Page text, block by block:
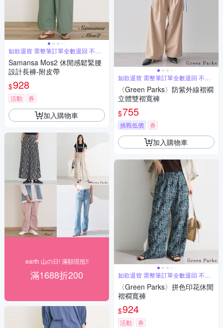
如欲退貨 需整筆訂單全數退回 不能
單退
Samansa Mos2 休閒感鬆緊腰
設計長褲-附皮帶
$928
活動 券
加入購物車
earth 山の日! 滿額現抵!!
滿1688折200
如欲退貨 需整筆訂單全數退回 不能
單退
〈Green Parks〉防紫外線褶襉
立體雙褶寬褲
$755
挑戰低價 券
加入購物車
如欲退貨 需整筆訂單全數退回 不能
單退
〈Green Parks〉拼色印花休閒
褶襉寬褲
$924
活動 券